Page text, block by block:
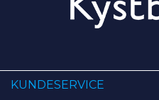
KUNDESERVICE